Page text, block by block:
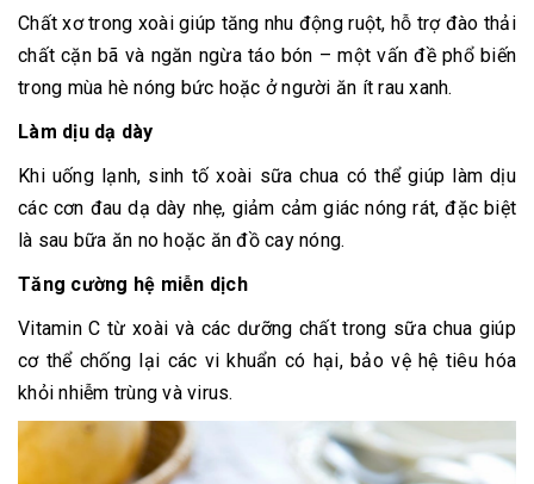
Chất xơ trong xoài giúp tăng nhu động ruột, hỗ trợ đào thải
chất cặn bã và ngăn ngừa táo bón – một vấn đề phổ biến
trong mùa hè nóng bức hoặc ở người ăn ít rau xanh.
Làm dịu dạ dày
Khi uống lạnh, sinh tố xoài sữa chua có thể giúp làm dịu
các cơn đau dạ dày nhẹ, giảm cảm giác nóng rát, đặc biệt
là sau bữa ăn no hoặc ăn đồ cay nóng.
Tăng cường hệ miễn dịch
Vitamin C từ xoài và các dưỡng chất trong sữa chua giúp
cơ thể chống lại các vi khuẩn có hại, bảo vệ hệ tiêu hóa
khỏi nhiễm trùng và virus.